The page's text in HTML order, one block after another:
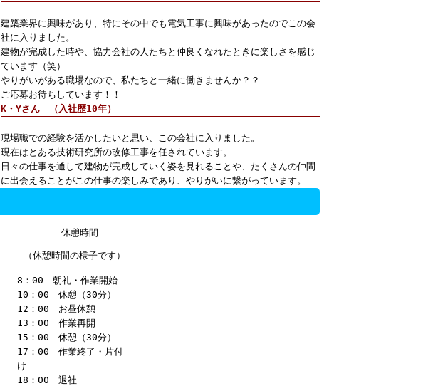
建築業界に興味があり、特にその中でも電気工事に興味があったのでこの会
社に入りました。
建物が完成した時や、協力会社の人たちと仲良くなれたときに楽しさを感じ
ています（笑）
やりがいがある職場なので、私たちと一緒に働きませんか？？
ご応募お待ちしています！！
K・Yさん （入社歴10年）
現場職での経験を活かしたいと思い、この会社に入りました。
現在はとある技術研究所の改修工事を任されています。
日々の仕事を通して建物が完成していく姿を見れることや、たくさんの仲間
に出会えることがこの仕事の楽しみであり、やりがいに繋がっています。
（休憩時間の様子です）
8：00 朝礼・作業開始
10：00 休憩（30分）
12：00 お昼休憩
13：00 作業再開
15：00 休憩（30分）
17：00 作業終了・片付
け
18：00 退社